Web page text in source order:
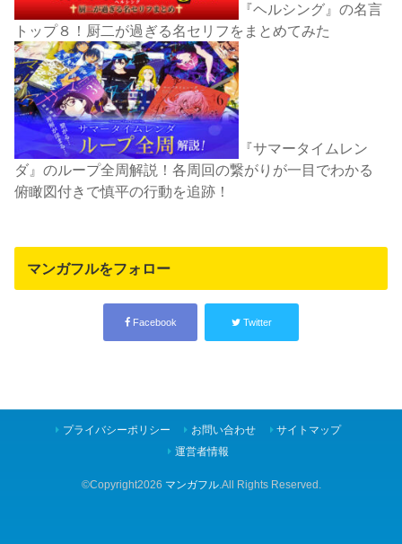
『ヘルシング』の名言
トップ８！厨二が過ぎる名セリフをまとめてみた
『サマータイムレン
ダ』のループ全周解説！各周回の繋がりが一目でわかる
俯瞰図付きで慎平の行動を追跡！
マンガフルをフォロー
Facebook Twitter
プライバシーポリシー お問い合わせ
サイトマップ
運営者情報
©Copyright2026 マンガフル.All Rights Reserved.